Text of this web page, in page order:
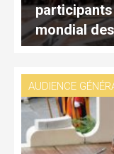
mondial
AUDIENCE